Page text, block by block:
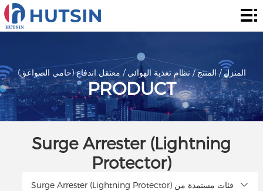
المنزل
حول
الحل
الأخبار
والأحداث
المنزل/المنتج/ نظام تغذية الهوائي / معتقل اندفاع (حامي الصواعق)
PRODUCT
Surge Arrester (Lightning
Protector)
Surge Arrester (Lightning Protector) فئات مستمدة من